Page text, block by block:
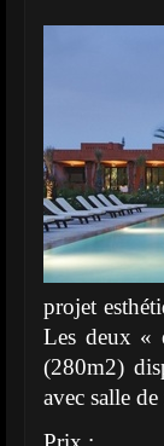
projet
Les deux «
(280m2)
avec salle de